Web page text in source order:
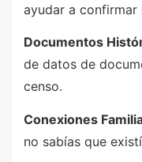
ayudar a confirmar
Documentos
de datos de
censo.
Conexiones
no sabías que